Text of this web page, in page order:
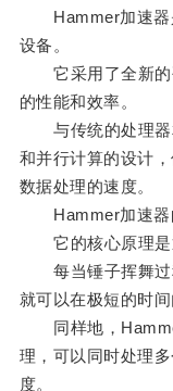
Hammer加速器
设备。
它采用了全新的
的性能和效率。
与传统的处理器
和并行计算的设计
数据处理的速度。
Hammer加速器的
它的核心原理是
每当锤子挥舞过
就可以在极短的时间
同样地，
理，可以同时处理
度。